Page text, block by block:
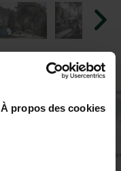
À propos des cookies